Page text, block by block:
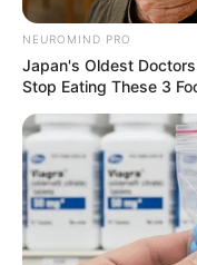
NEUROMIND PRO
Japan's Oldest
Stop Eating These 3